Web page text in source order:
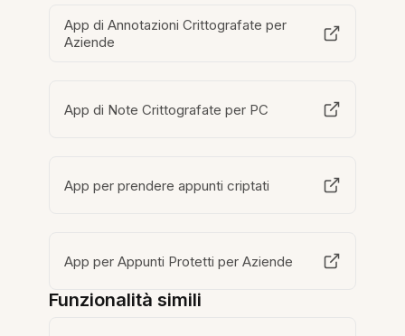
App di Annotazioni Crittografate per
Aziende
App di Note Crittografate per PC
App per prendere appunti criptati
App per Appunti Protetti per Aziende
Funzionalità simili